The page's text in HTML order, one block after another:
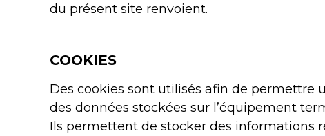
du présent site renvoient.
COOKIES
Des cookies sont utilisés afin de permettre
des données stockées sur l’équipement
Ils permettent de stocker des informations